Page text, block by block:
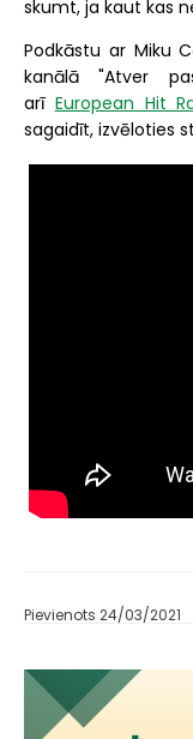
skumt, ja kaut kas
Podkāstu ar Miku
kanālā "Atver
arī European Hit
sagaidīt, izvēloties
Pievienots 24/03/2021